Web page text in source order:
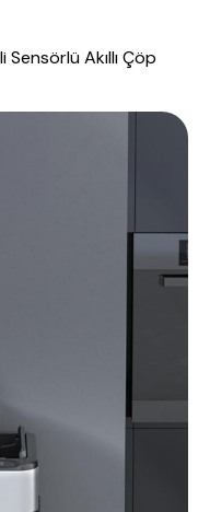
Akıllı Çöp